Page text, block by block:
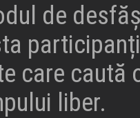
de
care
liber.